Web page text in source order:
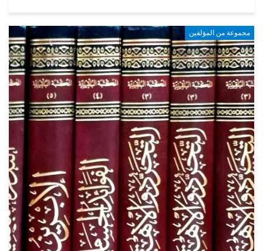
مجموعة من المؤلفين